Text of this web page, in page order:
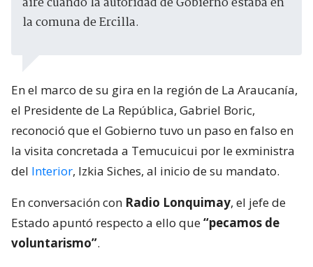
la comuna de Ercilla.
En el marco de su gira en la región de La Araucanía,
el Presidente de La República, Gabriel Boric,
reconoció que el Gobierno tuvo un paso en falso en
la visita concretada a Temucuicui por le exministra
del Interior, Izkia Siches, al inicio de su mandato.
En conversación con Radio Lonquimay, el jefe de
Estado apuntó respecto a ello que“pecamos de
voluntarismo”.